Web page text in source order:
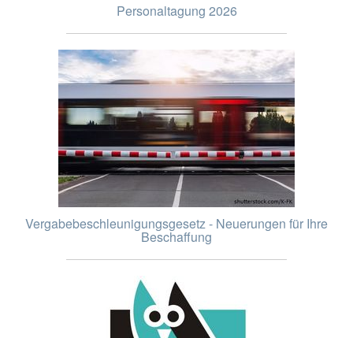
Personaltagung 2026
Vergabebeschleunigungsgesetz - Neuerungen für Ihre
Beschaffung